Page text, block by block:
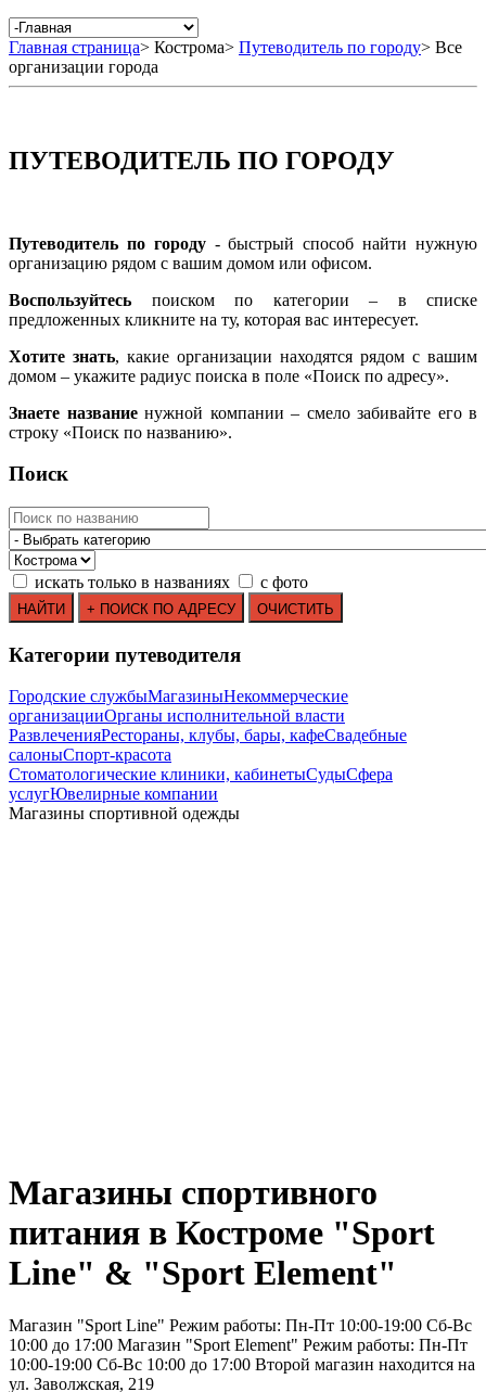
Главная страница> Кострома> Путеводитель по городу> Все
организации города
ПУТЕВОДИТЕЛЬ ПО ГОРОДУ
Путеводитель по городу- быстрый способ найти нужную
организацию рядом с вашим домом или офисом.
Воспользуйтесь поиском по категории – в списке
предложенных кликните на ту, которая вас интересует.
Хотите знать, какие организации находятся рядом с вашим
домом – укажите радиус поиска в поле «Поиск по адресу».
Знаете названиенужной компании – смело забивайте его в
строку «Поиск по названию».
Поиск
искать только в названиях с фото
Категории путеводителя
Городские службыМагазиныНекоммерческие
организацииОрганы исполнительной власти
РазвлеченияРестораны, клубы, бары, кафеСвадебные
салоныСпорт-красота
Стоматологические клиники, кабинетыСудыСфера
услугЮвелирные компании
Магазины спортивной одежды
Магазины спортивного
питания в Костроме "Sport
Line" & "Sport Element"
Магазин "Sport Line" Режим работы: Пн-Пт 10:00-19:00 Сб-Вс
10:00 до 17:00 Магазин "Sport Element" Режим работы: Пн-Пт
10:00-19:00 Сб-Вс 10:00 до 17:00 Второй магазин находится на
ул. Заволжская, 219